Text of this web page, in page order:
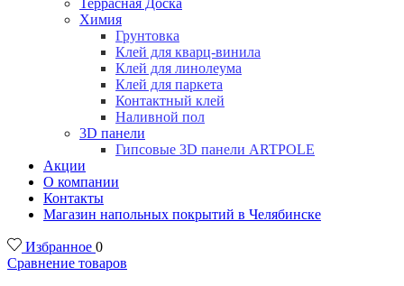
Террасная Доска
Химия
Грунтовка
Клей для кварц-винила
Клей для линолеума
Клей для паркета
Контактный клей
Наливной пол
3D панели
Гипсовые 3D панели ARTPOLE
Акции
О компании
Контакты
Магазин напольных покрытий в Челябинске
Избранное 0
Сравнение товаров